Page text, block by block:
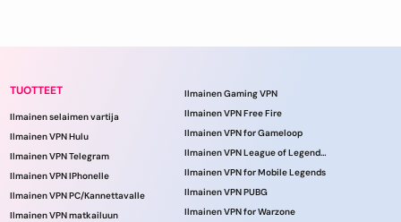
TUOTTEET
Ilmainen selaimen vartija
Ilmainen VPN Hulu
Ilmainen VPN Telegram
Ilmainen VPN IPhonelle
Ilmainen VPN PC/Kannettavalle
Ilmainen VPN matkailuun
Ilmainen Gaming VPN
Ilmainen VPN Free Fire
Ilmainen VPN for Gameloop
Ilmainen VPN League of Legendsille
Ilmainen VPN for Mobile Legends
Ilmainen VPN PUBG
Ilmainen VPN for Warzone